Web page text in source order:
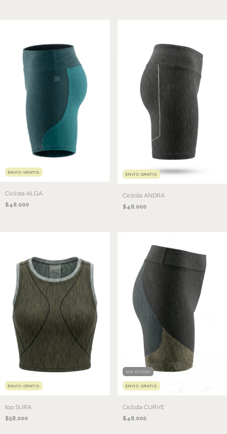
ENVÍO GRATIS
Ciclista ALGA
$48.000
ENVÍO GRATIS
Ciclista ANDRA
$48.000
ENVÍO GRATIS
top SURA
$58.000
SIN STOCK
ENVÍO GRATIS
Ciclista CURVE
$48.000